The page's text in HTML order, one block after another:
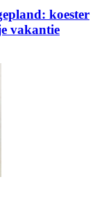
koester
vakantie